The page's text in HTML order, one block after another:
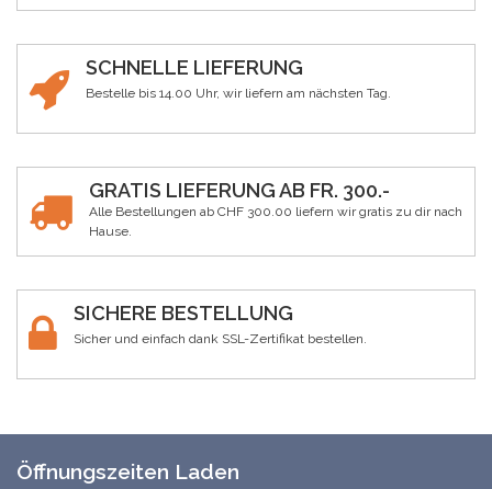
SCHNELLE LIEFERUNG
Bestelle bis 14.00 Uhr, wir liefern am nächsten Tag.
GRATIS LIEFERUNG AB FR. 300.-
Alle Bestellungen ab CHF 300.00 liefern wir gratis zu dir nach
Hause.
SICHERE BESTELLUNG
Sicher und einfach dank SSL-Zertifikat bestellen.
Öffnungszeiten Laden